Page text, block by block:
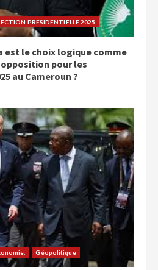
PRESIDENTIELLE 2025
est le choix logique comme
pour les
au Cameroun ?
Géopolitique